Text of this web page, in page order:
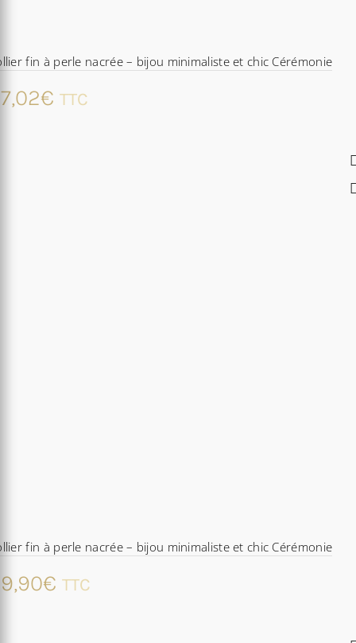
fin à perle nacrée – bijou minimaliste et chic Cérémonie
€ TTC
fin à perle nacrée – bijou minimaliste et chic Cérémonie
€ TTC